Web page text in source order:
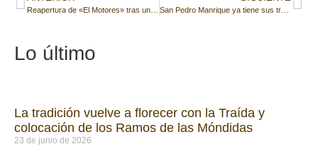
San Pedro Manrique ya tiene sus tres móndidas voluntarias
Lo último
La tradición vuelve a florecer con la Traída y
colocación de los Ramos de las Móndidas
23 de junio de 2026